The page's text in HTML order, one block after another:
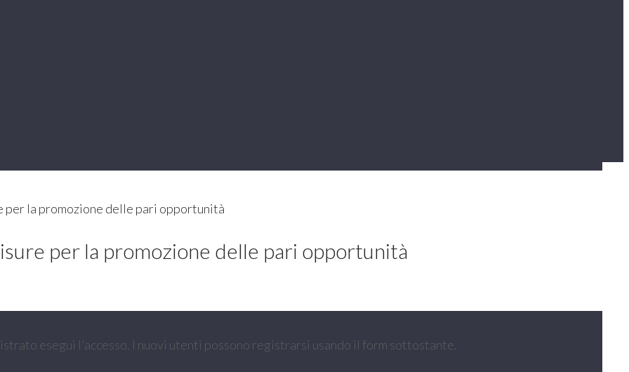
per la promozione delle pari opportunità
per la promozione delle pari opportunità
esegui l'accesso. I nuovi utenti possono registrarsi usando il form sottostante.